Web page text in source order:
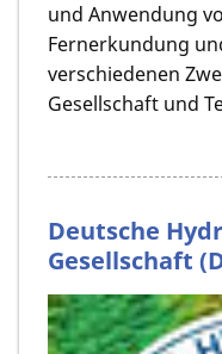
und Anwendung
Fernerkundung
verschiedenen
Gesellschaft und
Deutsche
Gesellschaft